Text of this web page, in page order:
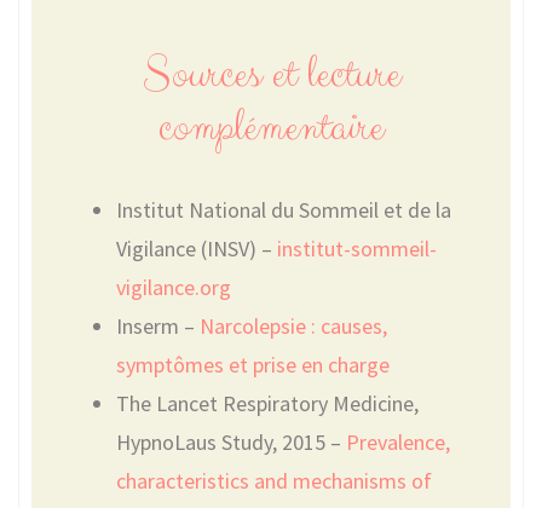
Sources et lecture
complémentaire
Institut National du Sommeil et de la
Vigilance (INSV) – institut-sommeil-
vigilance.org
Inserm – Narcolepsie : causes,
symptômes et prise en charge
The Lancet Respiratory Medicine,
HypnoLaus Study, 2015 – Prevalence,
characteristics and mechanisms of